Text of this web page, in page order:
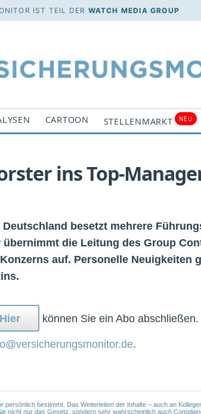
IST TEIL DER WATCH MEDIA GROUP
CARTOON STELLENMARKT NEU
ins Top-
Deutschland besetzt mehrere
die Leitung des Group
auf. Personelle Neuigkeiten
Hier können Sie ein Abo abschließen.
.
bestimmt. Das Weiterleiten der Inhalte – auch an
nicht nur das Gesetz, sondern sehr wahrscheinlich auch